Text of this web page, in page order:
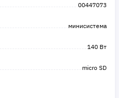
00447073
минисистема
140 Вт
micro SD